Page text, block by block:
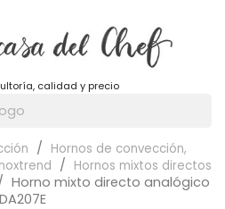
calidad y precio
Hornos de convección,
Hornos mixtos directos
Horno mixto directo analógico